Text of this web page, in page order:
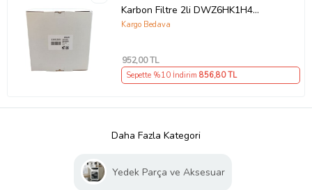
Karbon Filtre 2li DWZ6HK1H4
1Takım Bacasız Aspiratör Kömür
Kargo Bedava
952,00 TL
Sepette %10 İndirim 856,80 TL
Daha Fazla Kategori
Yedek Parça ve Aksesuar